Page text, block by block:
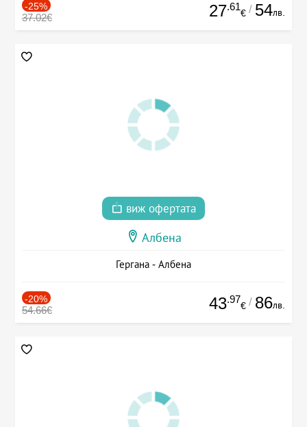
-25%
37.02€ 27.61
€ / 54лв.
виж офертата
Албена
Гергана - Албена
-20%
54.66€ 43.97
€ / 86лв.